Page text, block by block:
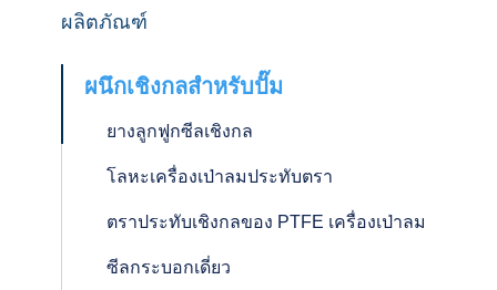
ผลิตภัณฑ์
ผนึกเชิงกลสำหรับปั๊ม
ยางลูกฟูกซีลเชิงกล
โลหะเครื่องเป่าลมประทับตรา
ตราประทับเชิงกลของ PTFE เครื่องเป่าลม
ซีลกระบอกเดี่ยว